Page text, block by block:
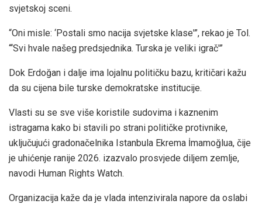
svjetskoj sceni.
“Oni misle: ‘Postali smo nacija svjetske klase'”, rekao je Tol.
“‘Svi hvale našeg predsjednika. Turska je veliki igrač'”
Dok Erdoğan i dalje ima lojalnu političku bazu, kritičari kažu
da su cijena bile turske demokratske institucije.
Vlasti su se sve više koristile sudovima i kaznenim
istragama kako bi stavili po strani političke protivnike,
uključujući gradonačelnika Istanbula Ekrema İmamoğlua, čije
je uhićenje ranije 2026. izazvalo prosvjede diljem zemlje,
navodi Human Rights Watch.
Organizacija kaže da je vlada intenzivirala napore da oslabi